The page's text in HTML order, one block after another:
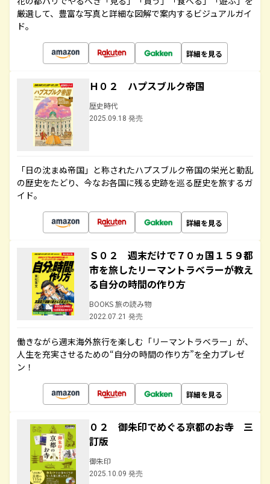
厳選して、豊富な写真と詳細な図解で案内するビジュアルガイ
ド。
詳細を見る
Ｈ０２ ハプスブルク帝国
歴史時代
2025.09.18 発売
「日の沈まぬ帝国」と称されたハプスブルク帝国の栄光と動乱
の歴史をたどり、今なお各国に残る史跡を巡る歴史を旅するガ
イド。
詳細を見る
Ｓ０２ 週末だけで７０ヵ国１５９都
市を旅したリーマントラベラーが教え
る自分の時間の作り方
BOOKS 旅の読み物
2022.07.21 発売
働きながら週末海外旅行を楽しむ「リーマントラベラー」が、
人生を充実させるための“自分の時間の作り方”を全力プレゼ
ン！
詳細を見る
０２ 御朱印でめぐる京都のお寺 三
訂版
御朱印
2025.10.09 発売